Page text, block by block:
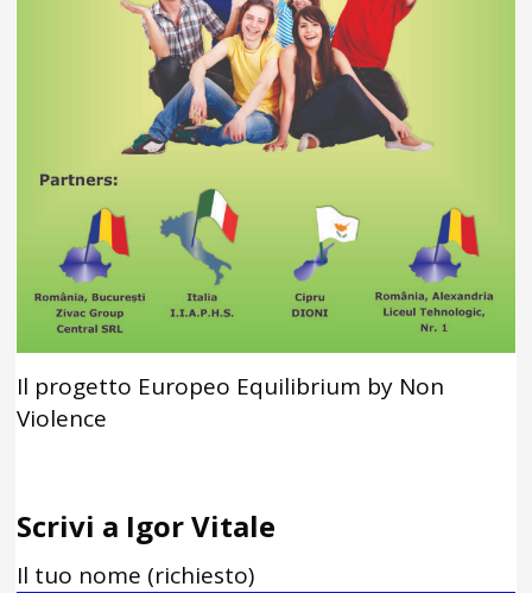
Il progetto Europeo Equilibrium by Non
Violence
Scrivi a Igor Vitale
Il tuo nome (richiesto)